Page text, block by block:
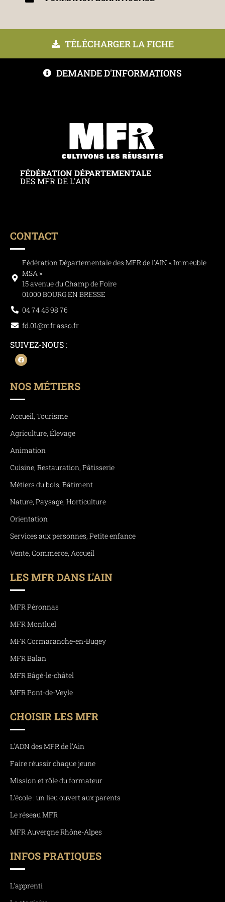
TÉLÉCHARGER LA FICHE
DEMANDE D'INFORMATIONS
FÉDÉRATION DÉPARTEMENTALE
DES MFR DE L'AIN
CONTACT
Fédération Départementale des MFR de l’AIN « Immeuble
MSA »
15 avenue du Champ de Foire
01000 BOURG EN BRESSE
04 74 45 98 76
fd.01@mfr.asso.fr
SUIVEZ-NOUS :
NOS MÉTIERS
Accueil, Tourisme
Agriculture, Élevage
Animation
Cuisine, Restauration, Pâtisserie
Métiers du bois, Bâtiment
Nature, Paysage, Horticulture
Orientation
Services aux personnes, Petite enfance
Vente, Commerce, Accueil
LES MFR DANS L'AIN
MFR Péronnas
MFR Montluel
MFR Cormaranche-en-Bugey
MFR Balan
MFR Bâgé-le-châtel
MFR Pont-de-Veyle
CHOISIR LES MFR
L'ADN des MFR de l'Ain
Faire réussir chaque jeune
Mission et rôle du formateur
L'école : un lieu ouvert aux parents
Le réseau MFR
MFR Auvergne Rhône-Alpes
INFOS PRATIQUES
L'apprenti